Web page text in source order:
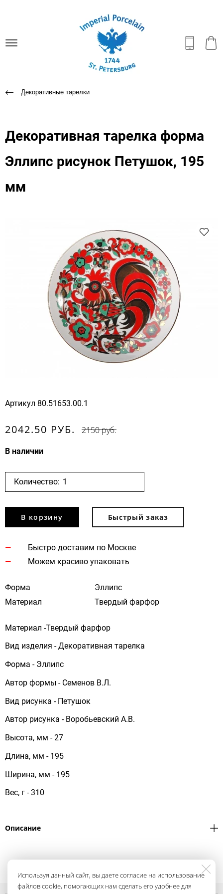
Декоративные тарелки
Декоративная тарелка форма
Эллипс рисунок Петушок, 195
мм
Артикул 80.51653.00.1
2042.50 РУБ. 2150 руб.
В наличии
Количество:
В корзину Быстрый заказ
Быстро доставим по Москве
Можем красиво упаковать
Форма
Эллипс
Материал
Твердый фарфор
Материал -Твердый фарфор
Вид изделия - Декоративная тарелка
Форма - Эллипс
Автор формы - Семенов В.Л.
Вид рисунка - Петушок
Автор рисунка - Воробьевский А.В.
Высота, мм - 27
Длина, мм - 195
Ширина, мм - 195
Вес, г - 310
Описание
Используя данный сайт, вы даете согласие на использование
файлов cookie, помогающих нам сделать его удобнее для